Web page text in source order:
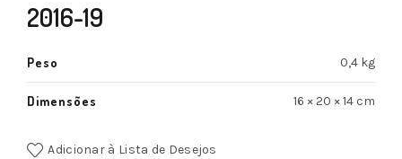
2016-19
Peso 0,4 kg
Dimensões 16 × 20 × 14 cm
Adicionar à Lista de Desejos